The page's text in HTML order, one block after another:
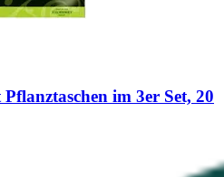
im 3er Set, 20